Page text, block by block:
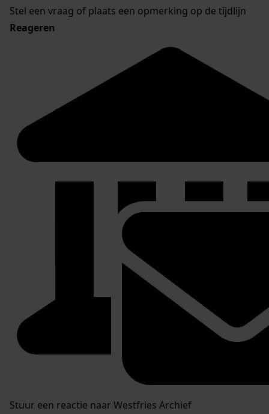
Stel een vraag of plaats een opmerking op de tijdlijn
Reageren
Stuur een reactie naar Westfries Archief